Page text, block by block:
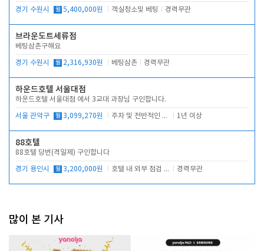
경기 수원시 월 5,400,000원 객실청소및 베팅 경력무관
브라운도트세류점
베팅삼촌구해요
경기 수원시 월 2,316,930원 베팅삼촌 경력무관
하운드호텔 서울대점
하운드호텔 서울대점 에서 3교대 과장님 구인합니다.
서울 관악구 월 3,099,270원 주차 및 전반적인 당번업무 1년 이상
88호텔
88호텔 당번(격일제) 구인합니다
경기 용인시 월 3,200,000원 호텔 내 외부 점검 및 프런트 운영 경력무관
많이 본 기사